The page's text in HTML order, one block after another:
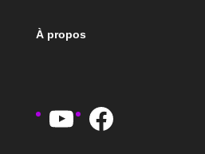
À propos
YouTube
Facebook